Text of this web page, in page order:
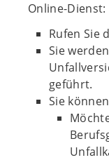
Online-Dienst:
Rufen Sie
Sie
geführt.
Sie